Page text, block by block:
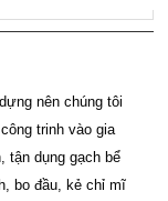
nên chúng tôi
trinh vào gia
tận dụng gạch bể
bo đầu, kẻ chỉ mĩ